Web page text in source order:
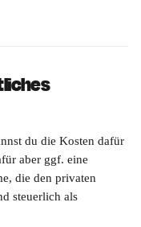
du die Kosten dafür
aber ggf. eine
die den privaten
steuerlich als